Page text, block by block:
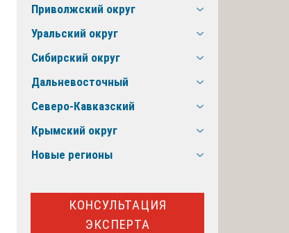
Приволжский округ
Уральский округ
Сибирский округ
Дальневосточный
Северо-Кавказский
Крымский округ
Новые регионы
КОНСУЛЬТАЦИЯ
ЭКСПЕРТА